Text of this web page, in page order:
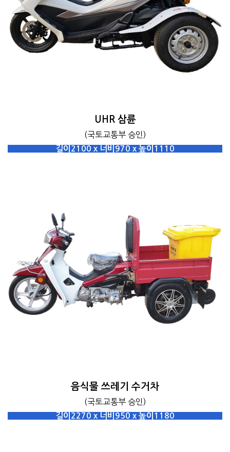
UHR 삼륜
(국토교통부 승인)
길이2100 x 너비970 x 높이1110
음식물 쓰레기 수거차
(국토교통부 승인)
길이2270 x 너비950 x 높이1180